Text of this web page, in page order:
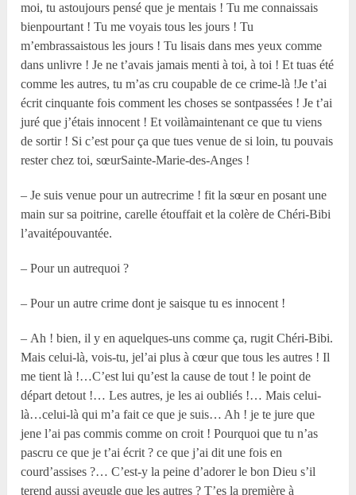
moi, tu astoujours pensé que je mentais ! Tu me connaissais
bienpourtant ! Tu me voyais tous les jours ! Tu
m’embrassaistous les jours ! Tu lisais dans mes yeux comme
dans unlivre ! Je ne t’avais jamais menti à toi, à toi ! Et tuas été
comme les autres, tu m’as cru coupable de ce crime-là !Je t’ai
écrit cinquante fois comment les choses se sontpassées ! Je t’ai
juré que j’étais innocent ! Et voilàmaintenant ce que tu viens
de sortir ! Si c’est pour ça que tues venue de si loin, tu pouvais
rester chez toi, sœurSainte-Marie-des-Anges !
– Je suis venue pour un autrecrime ! fit la sœur en posant une
main sur sa poitrine, carelle étouffait et la colère de Chéri-Bibi
l’avaitépouvantée.
– Pour un autrequoi ?
– Pour un autre crime dont je saisque tu es innocent !
– Ah ! bien, il y en aquelques-uns comme ça, rugit Chéri-Bibi.
Mais celui-là, vois-tu, jel’ai plus à cœur que tous les autres ! Il
me tient là !…C’est lui qu’est la cause de tout ! le point de
départ detout !… Les autres, je les ai oubliés !… Mais celui-
là…celui-là qui m’a fait ce que je suis… Ah ! je te jure que
jene l’ai pas commis comme on croit ! Pourquoi que tu n’as
pascru ce que je t’ai écrit ? ce que j’ai dit une fois en
courd’assises ?… C’est-y la peine d’adorer le bon Dieu s’il
terend aussi aveugle que les autres ? T’es la première à